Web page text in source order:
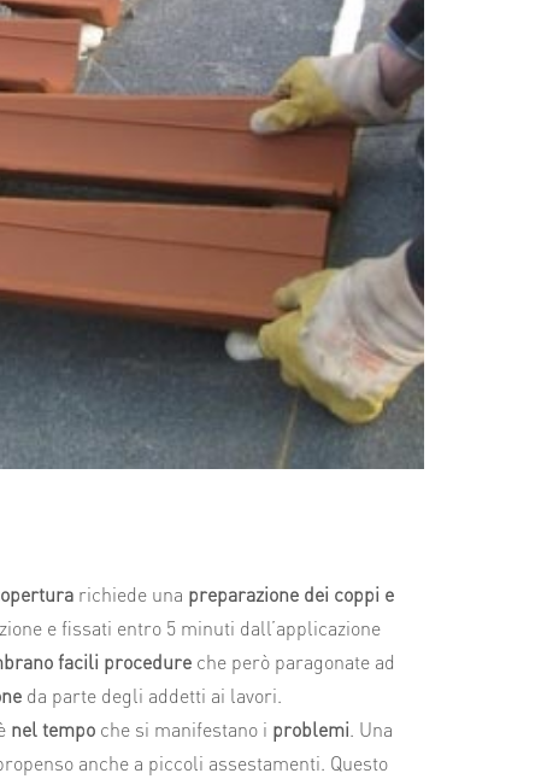
richiede una preparazione dei coppi e
e fissati entro 5 minuti dall’applicazione
facili procedure che però paragonate ad
da parte degli addetti ai lavori.
nel tempo che si manifestano i problemi. Una
anche a piccoli assestamenti. Questo